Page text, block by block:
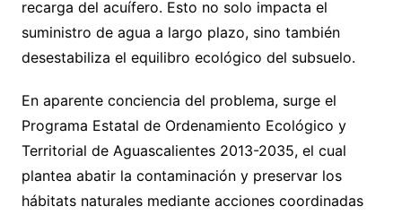
recarga del acuífero. Esto no solo impacta el
suministro de agua a largo plazo, sino también
desestabiliza el equilibro ecológico del subsuelo.
En aparente conciencia del problema, surge el
Programa Estatal de Ordenamiento Ecológico y
Territorial de Aguascalientes 2013-2035, el cual
plantea abatir la contaminación y preservar los
hábitats naturales mediante acciones coordinadas